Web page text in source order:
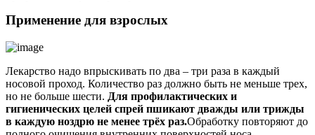
Применение для взрослых
Лекарство надо впрыскивать по два – три раза в каждый
носовой проход. Количество раз должно быть не меньше трех,
но не больше шести. Для профилактических и
гигиенических целей спрей пшикают дважды или трижды
в каждую ноздрю не менее трёх раз.Обработку повторяют до